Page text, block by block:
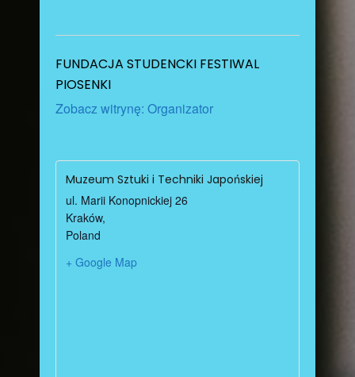
FUNDACJA STUDENCKI FESTIWAL
PIOSENKI
Zobacz witrynę: Organizator
Muzeum Sztuki i Techniki Japońskiej
ul. Marii Konopnickiej 26
Kraków,
Poland
+ Google Map